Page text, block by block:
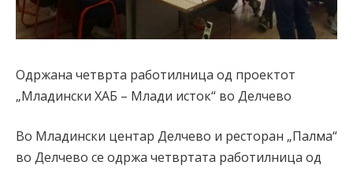
Одржана четврта работилница од проектот
„Младински ХАБ – Млади исток“ во Делчево
Во Младински центар Делчево и ресторан „Палма“
во Делчево се одржа четвртата работилница од